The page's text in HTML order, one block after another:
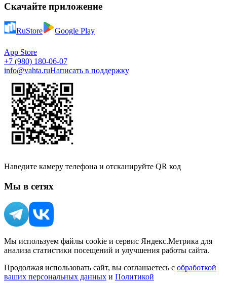
Скачайте приложение
RuStore Google Play
App Store
+7 (980) 180-06-07
info@vahta.ruНаписать в поддержку
Наведите камеру телефона и отсканируйте QR код
Мы в сетях
Мы используем файлы cookie и сервис Яндекс.Метрика для
анализа статистики посещений и улучшения работы сайта.
Продолжая использовать сайт, вы соглашаетесь с обработкой
ваших персональных данных и Политикой